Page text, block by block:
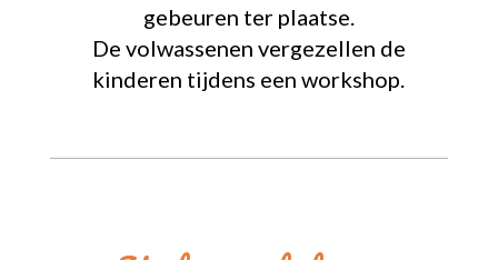
gebeuren ter plaatse.
De volwassenen vergezellen de
kinderen tijdens een workshop.